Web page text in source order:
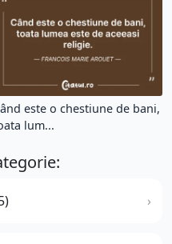
este o chestiune de bani,
lum...